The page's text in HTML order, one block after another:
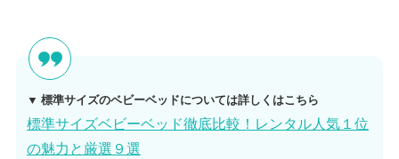
▼ 標準サイズのベビーベッドについては詳しくはこちら
標準サイズベビーベッド徹底比較！レンタル人気１位
の魅力と厳選９選